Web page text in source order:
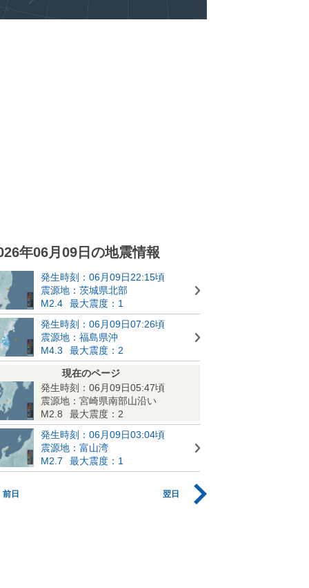
年06月09日の地震情報
発生時刻：06月09日22:15頃
震源地：茨城県北部
M2.4
最大震度：1
発生時刻：06月09日07:26頃
震源地：福島県沖
M4.3
最大震度：2
現在のページ
発生時刻：06月09日05:47頃
震源地：宮崎県南部山沿い
M2.8
最大震度：2
発生時刻：06月09日03:04頃
震源地：富山湾
M2.7
最大震度：1
前日 翌日